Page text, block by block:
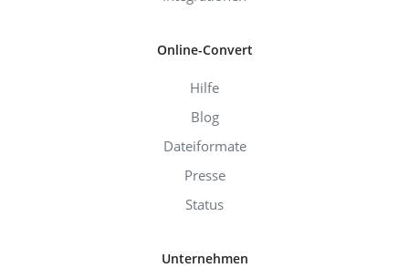
Online-Convert
Hilfe
Blog
Dateiformate
Presse
Status
Unternehmen